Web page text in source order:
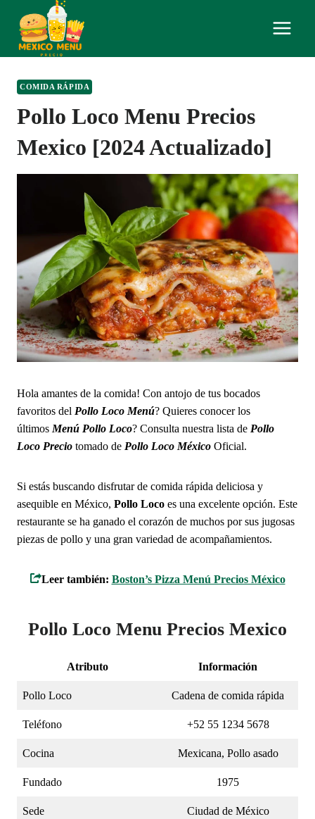
content
COMIDA RÁPIDA
Pollo Loco Menu Precios
Mexico [2024 Actualizado]
Hola amantes de la comida! Con antojo de tus bocados
favoritos del Pollo Loco Menú? Quieres conocer los
últimos Menú Pollo Loco? Consulta nuestra lista de Pollo
Loco Precio tomado de Pollo Loco México Oficial.
Si estás buscando disfrutar de comida rápida deliciosa y
asequible en México, Pollo Loco es una excelente opción. Este
restaurante se ha ganado el corazón de muchos por sus jugosas
piezas de pollo y una gran variedad de acompañamientos.
Leer también: Boston’s Pizza Menú Precios México
Pollo Loco Menu Precios Mexico
Atributo Información
Pollo Loco Cadena de comida rápida
Teléfono +52 55 1234 5678
Cocina Mexicana, Pollo asado
Fundado 1975
Sede Ciudad de México